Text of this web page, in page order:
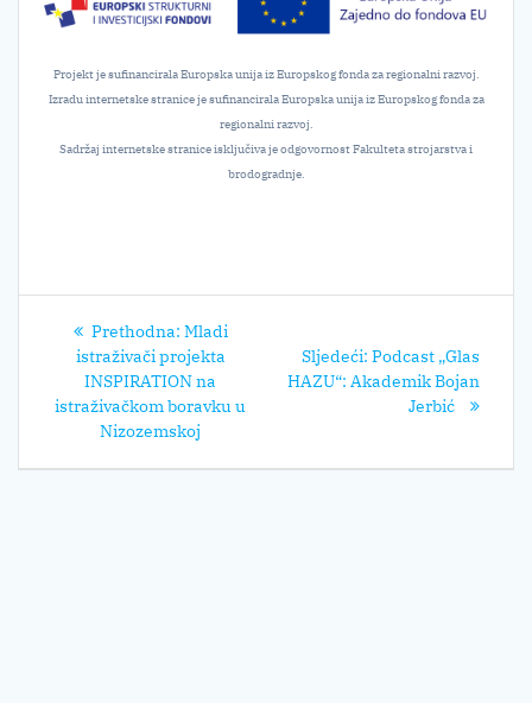
Projekt je sufinancirala Europska unija iz Europskog fonda za regionalni razvoj.
Izradu internetske stranice je sufinancirala Europska unija iz Europskog fonda za
regionalni razvoj.
Sadržaj internetske stranice isključiva je odgovornost Fakulteta strojarstva i
brodogradnje.
Navigacija
objava
Prethodna: Prethodni
post:
Mladi
istraživači projekta
INSPIRATION na
istraživačkom boravku u
Nizozemskoj
Sljedeći: Sljedeći
post:
Podcast „Glas
HAZU“: Akademik Bojan
Jerbić